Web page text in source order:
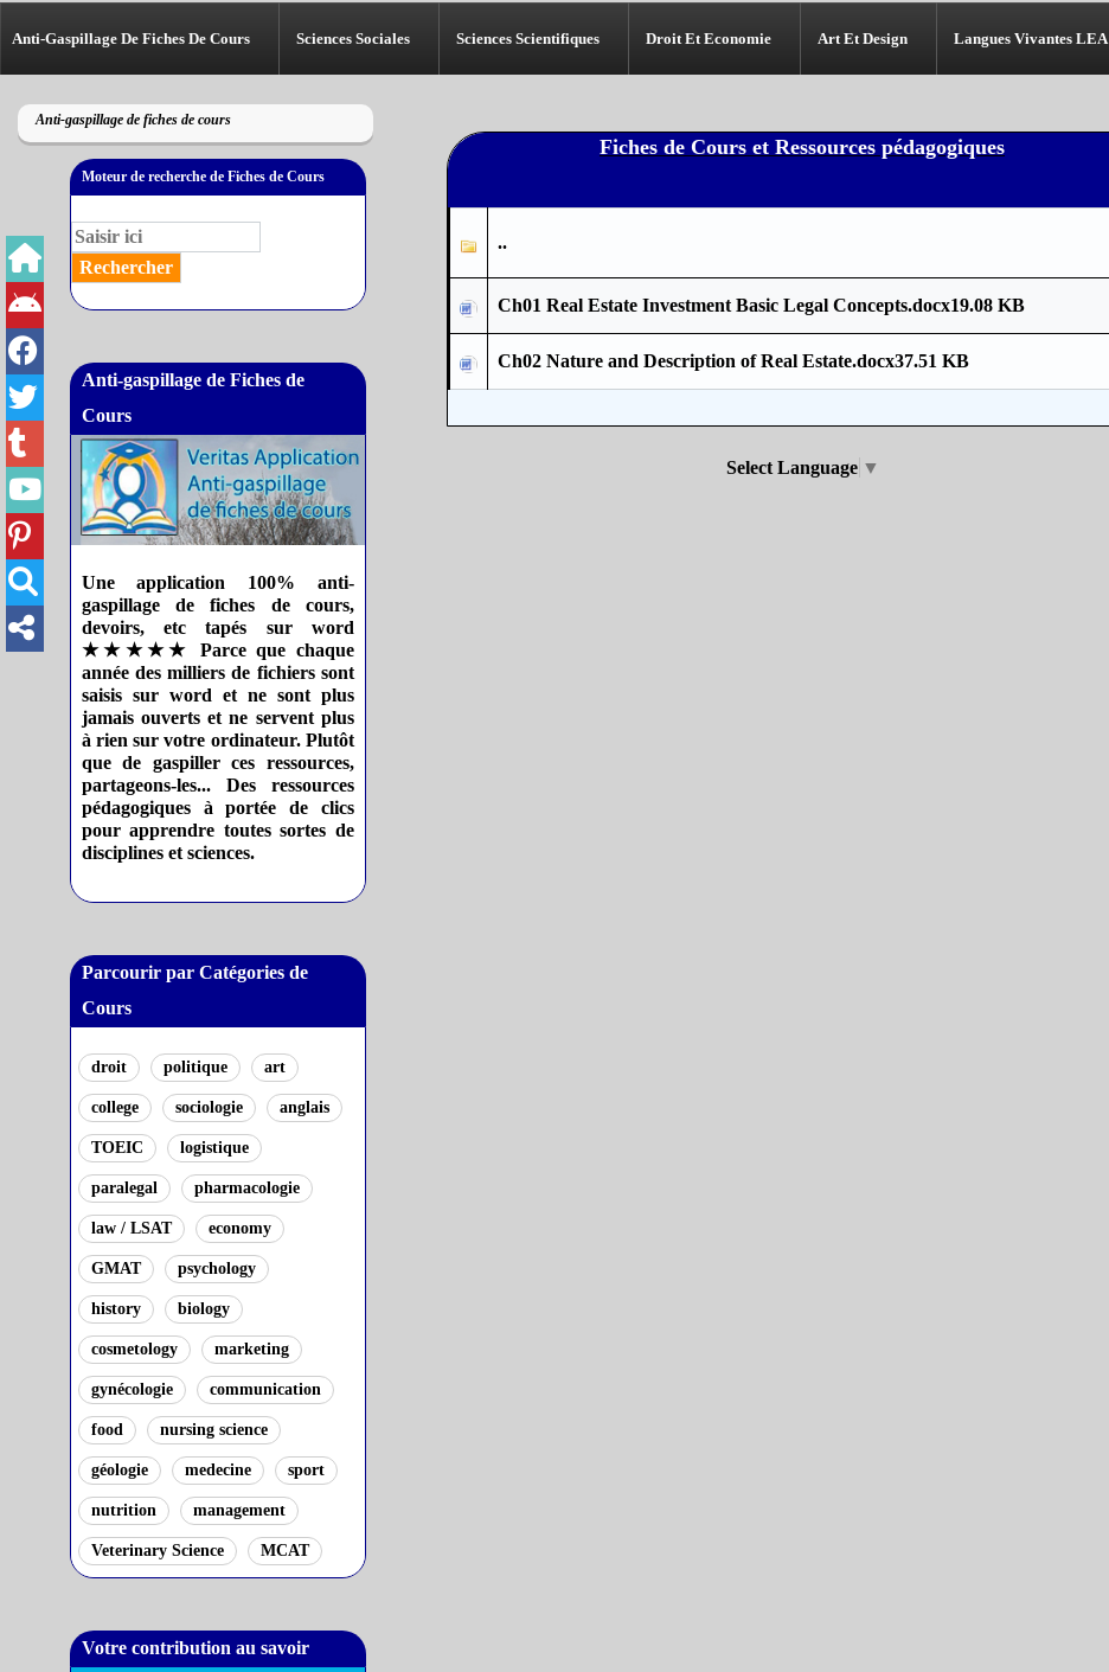
Anti-Gaspillage De Fiches De Cours Sciences Sociales Sciences Scientifiques Droit Et Economie Art Et Design Langues Vivantes LEA
Anti-gaspillage de fiches de cours
Moteur de recherche de Fiches de Cours
Anti-gaspillage de Fiches de
Cours
Une application 100% anti-
gaspillage de fiches de cours,
devoirs, etc tapés sur word
★★★★★ Parce que chaque
année des milliers de fichiers sont
saisis sur word et ne sont plus
jamais ouverts et ne servent plus
à rien sur votre ordinateur. Plutôt
que de gaspiller ces ressources,
partageons-les... Des ressources
pédagogiques à portée de clics
pour apprendre toutes sortes de
disciplines et sciences.
Parcourir par Catégories de
Cours
droit politique art
college sociologie anglais
TOEIC logistique
paralegal pharmacologie
law / LSAT economy
GMAT psychology
history biology
cosmetology marketing
gynécologie communication
food nursing science
géologie medecine sport
nutrition management
Veterinary Science MCAT
Votre contribution au savoir
Fiches de Cours et Ressources pédagogiques
..
Ch01 Real Estate Investment Basic Legal Concepts.docx19.08 KB
Ch02 Nature and Description of Real Estate.docx37.51 KB
Select Language ▼